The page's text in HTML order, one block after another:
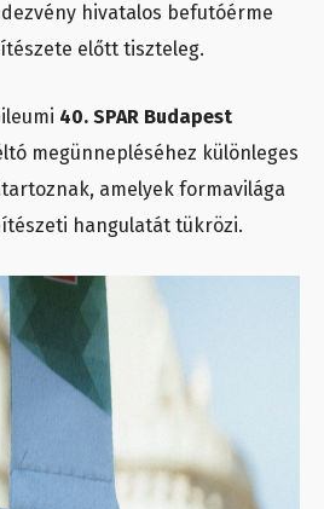
hivatalos befutóérme
előtt tiszteleg.
40. SPAR Budapest
megünnepléséhez különleges
amelyek formavilága
hangulatát tükrözi.